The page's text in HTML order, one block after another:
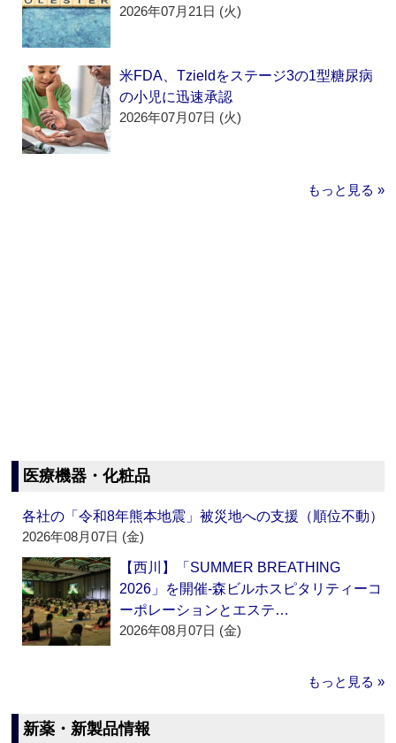
2026年07月21日 (火)
米FDA、Tzieldをステージ3の1型糖尿病
の小児に迅速承認
2026年07月07日 (火)
もっと見る »
医療機器・化粧品
各社の「令和8年熊本地震」被災地への支援（順位不動）
2026年08月07日 (金)
【西川】「SUMMER BREATHING
2026」を開催‐森ビルホスピタリティーコ
ーポレーションとエステ…
2026年08月07日 (金)
もっと見る »
新薬・新製品情報